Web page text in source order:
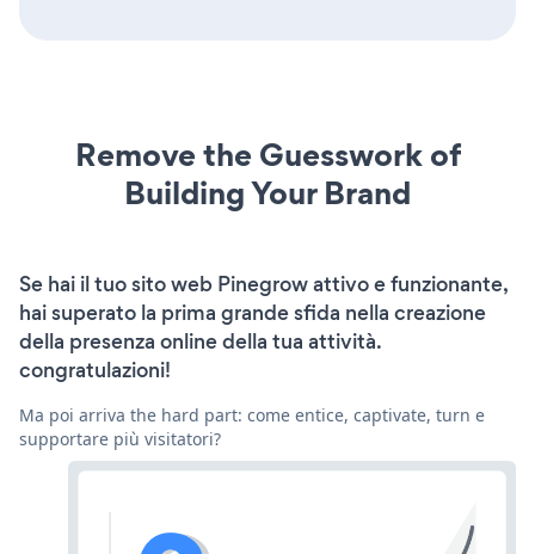
Remove the Guesswork of
Building Your Brand
Se hai il tuo sito web Pinegrow attivo e funzionante,
hai superato la prima grande sfida nella creazione
della presenza online della tua attività.
congratulazioni!
Ma poi arriva the hard part: come entice, captivate, turn e
supportare più visitatori?